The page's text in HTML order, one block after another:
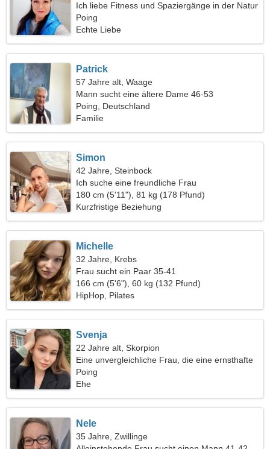
Ich liebe Fitness und Spaziergänge in der Natur
Poing
Echte Liebe
Patrick
57 Jahre alt, Waage
Mann sucht eine ältere Dame 46-53
Poing, Deutschland
Familie
Simon
42 Jahre, Steinbock
Ich suche eine freundliche Frau
180 cm (5'11"), 81 kg (178 Pfund)
Kurzfristige Beziehung
Michelle
32 Jahre, Krebs
Frau sucht ein Paar 35-41
166 cm (5'6"), 60 kg (132 Pfund)
HipHop, Pilates
Svenja
22 Jahre alt, Skorpion
Eine unvergleichliche Frau, die eine ernsthafte
Beziehung sucht
Poing
Ehe
Nele
35 Jahre, Zwillinge